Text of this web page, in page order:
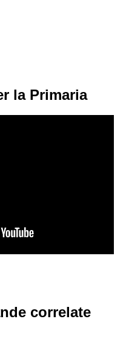
la Primaria
correlate